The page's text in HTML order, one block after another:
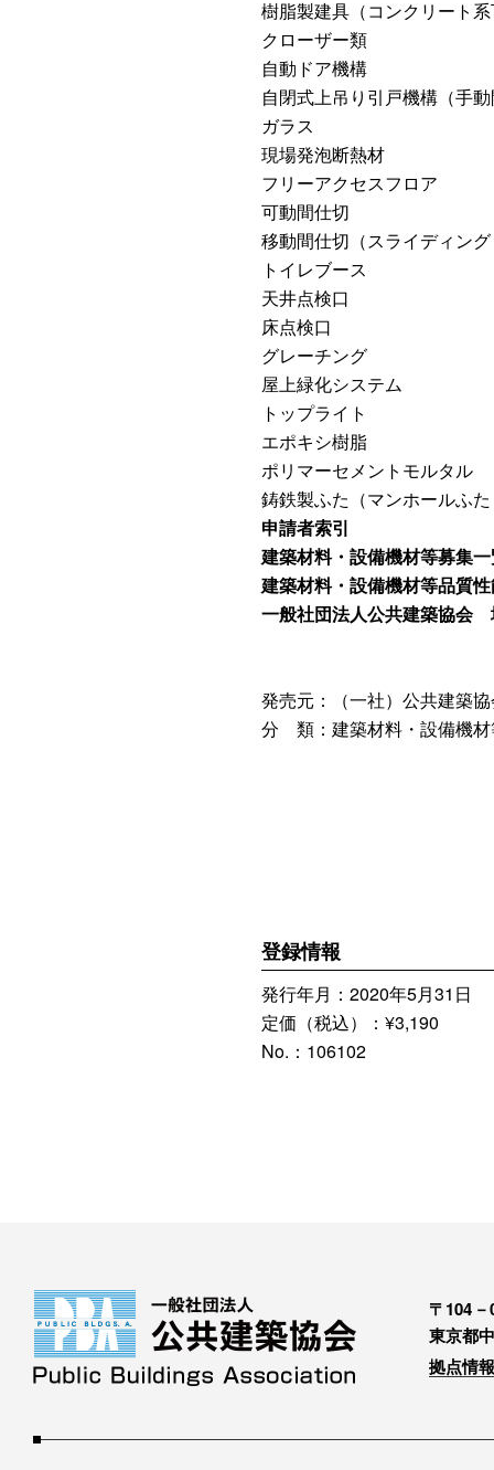
樹脂製建具（コンクリート
クローザー類
自動ドア機構
自閉式上吊り引戸機構（手
ガラス
現場発泡断熱材
フリーアクセスフロア
可動間仕切
移動間仕切（スライディン
トイレブース
天井点検口
床点検口
グレーチング
屋上緑化システム
トップライト
エポキシ樹脂
ポリマーセメントモルタル
鋳鉄製ふた（マンホールふ
申請者索引
建築材料・設備機材等募集
建築材料・設備機材等品質
一般社団法人公共建築協会
発売元：（一社）公共建築
分 類：建築材料・設備機材
登録情報
発行年月：2020年5月31日
定価（税込）：¥3,190
No.：106102
〒104－
東京都
拠点情